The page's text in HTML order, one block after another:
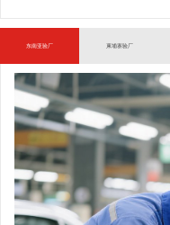
东南亚验厂 柬埔寨验厂